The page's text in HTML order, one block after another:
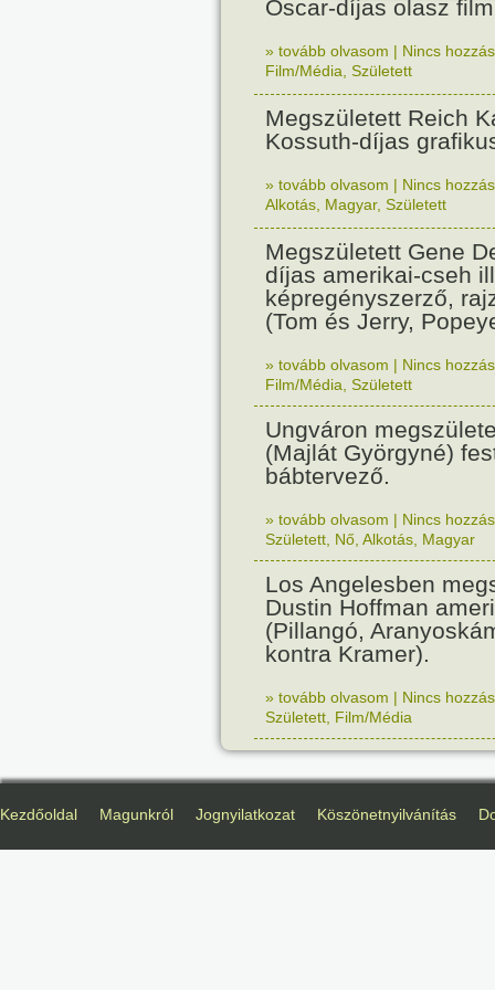
Oscar-díjas olasz
» tovább olvasom | Nincs
Film/Média Született
Megszületett Reich
Kossuth-díjas
» tovább olvasom | Nincs
Alkotás Magyar, Született
Megszületett Gene
díjas amerikai-cseh
képregényszerző,
(Tom és Jerry,
» tovább olvasom | Nincs
Film/Média Született
Ungváron
(Majlát Györgyné)
bábtervező.
» tovább olvasom | Nincs
Született Nő Alkotás Magyar
Los Angelesben
Dustin Hoffman
(Pillangó,
kontra Kramer).
» tovább olvasom | Nincs
Született Film/Média
Kezdőoldal Magunkról Jognyilatkozat Köszönetnyilvánítás